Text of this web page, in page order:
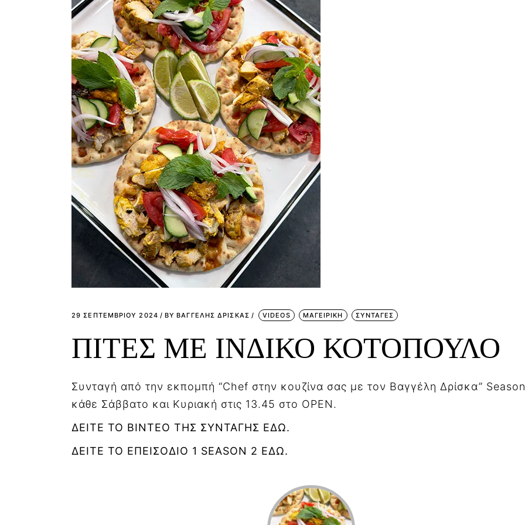
29 ΣΕΠΤΕΜΒΡΊΟΥ 2024 BY ΒΑΓΓΕΛΗΣ ΔΡΙΣΚΑΣ VIDEOS ΜΑΓΕΙΡΙΚΗ ΣΥΝΤΑΓΕΣ
ΠΙΤΕΣ ΜΕ ΙΝΔΙΚΟ ΚΟΤΟΠΟΥΛΟ
Συνταγή από την εκπομπή “Chef στην κουζίνα σας με τον Βαγγέλη Δρίσκα”
κάθε Σάββατο και Κυριακή στις 13.45 στο OPEN.
ΔΕΙΤΕ ΤΟ ΒΙΝΤΕΟ ΤΗΣ ΣΥΝΤΑΓΗΣ ΕΔΩ.
ΔΕΙΤΕ ΤΟ ΕΠΕΙΣΟΔΙΟ 1 SEASON 2 ΕΔΩ.